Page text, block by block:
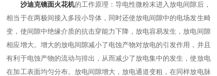
沙迪克镜面火花机的工作原理：导电性微粉末进入放电间隙后，
相当于在两极间接入多段小导体，同时还使放电间隙中的电场发生畸
变，使间隙中绝缘介质的抗击穿能力下降，放电容易发生，放电间隙
相应增大。增大的放电间隙减小了电蚀产物对放电的引发作用，并且
有利于电蚀产物的流动与排出，从而减少了放电集中的发生，使放电
在加工表面均匀分布。放电间隙增大，放电通道变粗，在同样放电脉